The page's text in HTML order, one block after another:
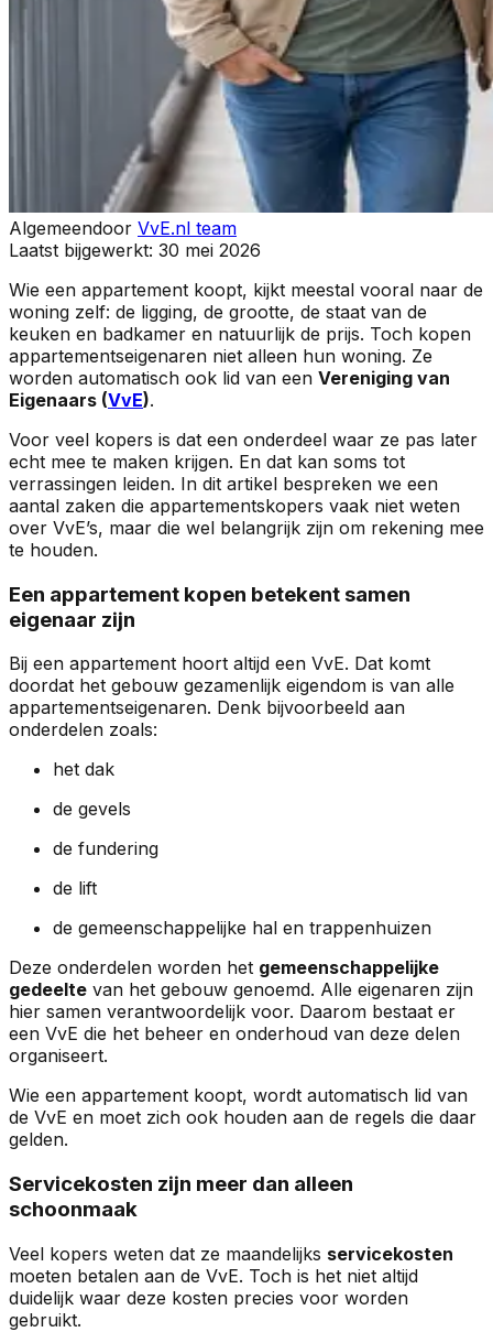
Algemeendoor VvE.nl team
Laatst bijgewerkt: 30 mei 2026
Wie een appartement koopt, kijkt meestal vooral naar de
woning zelf: de ligging, de grootte, de staat van de
keuken en badkamer en natuurlijk de prijs. Toch kopen
appartementseigenaren niet alleen hun woning. Ze
worden automatisch ook lid van een Vereniging van
Eigenaars (VvE).
Voor veel kopers is dat een onderdeel waar ze pas later
echt mee te maken krijgen. En dat kan soms tot
verrassingen leiden. In dit artikel bespreken we een
aantal zaken die appartementskopers vaak niet weten
over VvE’s, maar die wel belangrijk zijn om rekening mee
te houden.
Een appartement kopen betekent samen
eigenaar zijn
Bij een appartement hoort altijd een VvE. Dat komt
doordat het gebouw gezamenlijk eigendom is van alle
appartementseigenaren. Denk bijvoorbeeld aan
onderdelen zoals:
het dak
de gevels
de fundering
de lift
de gemeenschappelijke hal en trappenhuizen
Deze onderdelen worden het gemeenschappelijke
gedeelte van het gebouw genoemd. Alle eigenaren zijn
hier samen verantwoordelijk voor. Daarom bestaat er
een VvE die het beheer en onderhoud van deze delen
organiseert.
Wie een appartement koopt, wordt automatisch lid van
de VvE en moet zich ook houden aan de regels die daar
gelden.
Servicekosten zijn meer dan alleen
schoonmaak
Veel kopers weten dat ze maandelijks servicekosten
moeten betalen aan de VvE. Toch is het niet altijd
duidelijk waar deze kosten precies voor worden
gebruikt.